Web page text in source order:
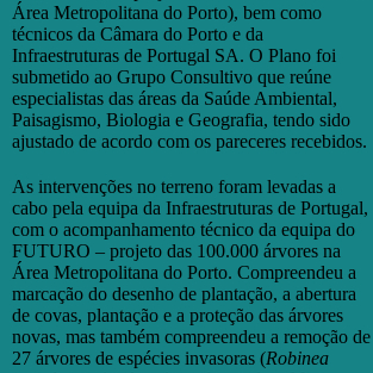
Área Metropolitana do Porto), bem como
técnicos da Câmara do Porto e da
Infraestruturas de Portugal SA. O Plano foi
submetido ao Grupo Consultivo que reúne
especialistas das áreas da Saúde Ambiental,
Paisagismo, Biologia e Geografia, tendo sido
ajustado de acordo com os pareceres recebidos.
As intervenções no terreno foram levadas a
cabo pela equipa da Infraestruturas de Portugal,
com o acompanhamento técnico da equipa do
FUTURO – projeto das 100.000 árvores na
Área Metropolitana do Porto. Compreendeu a
marcação do desenho de plantação, a abertura
de covas, plantação e a proteção das árvores
novas, mas também compreendeu a remoção de
27 árvores de espécies invasoras (Robinea